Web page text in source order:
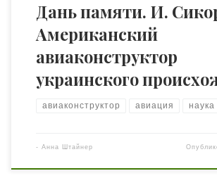
Дань памяти. И.
Американский
авиаконструктор
украинского
авиаконструктор авиация наука
- Анна Штайнер